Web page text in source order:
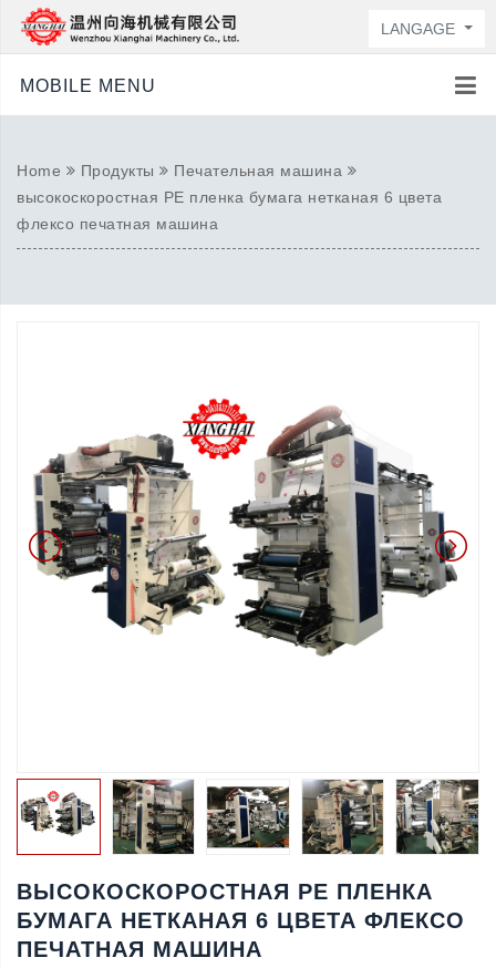
LANGAGE
MOBILE MENU
Home Продукты
Печательная машина
высокоскоростная PE пленка бумага нетканая 6 цвета
флексо печатная машина
ВЫСОКОСКОРОСТНАЯ PE ПЛЕНКА
БУМАГА НЕТКАНАЯ 6 ЦВЕТА ФЛЕКСО
ПЕЧАТНАЯ МАШИНА